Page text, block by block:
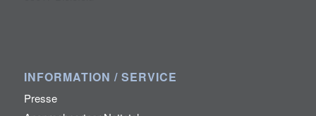
INFORMATION / SERVICE